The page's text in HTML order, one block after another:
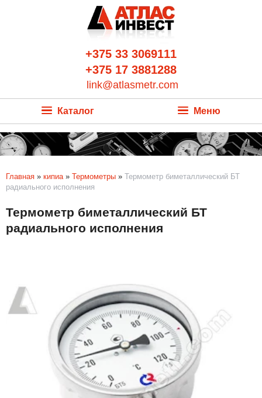
+375 33 3069111
+375 17 3881288
link@atlasmetr.com
Каталог Меню
Главная » кипиа » Термометры » Термометр биметаллический БТ
радиального исполнения
Термометр биметаллический БТ
радиального исполнения